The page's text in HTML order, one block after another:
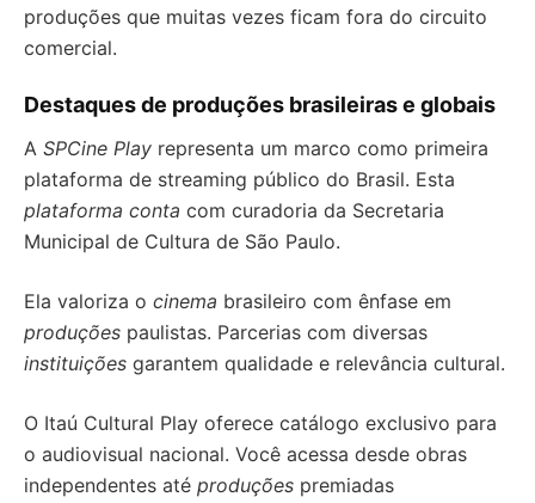
produções que muitas vezes ficam fora do circuito
comercial.
Destaques de produções brasileiras e globais
A SPCine Play representa um marco como primeira
plataforma de streaming público do Brasil. Esta
plataforma conta com curadoria da Secretaria
Municipal de Cultura de São Paulo.
Ela valoriza o cinema brasileiro com ênfase em
produções paulistas. Parcerias com diversas
instituições garantem qualidade e relevância cultural.
O Itaú Cultural Play oferece catálogo exclusivo para
o audiovisual nacional. Você acessa desde obras
independentes até produções premiadas